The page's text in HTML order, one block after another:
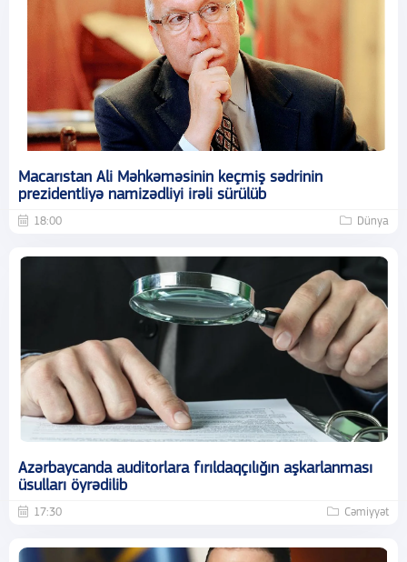
Macarıstan Ali Məhkəməsinin keçmiş sədrinin
prezidentliyə namizədliyi irəli sürülüb
18:00 Dünya
Azərbaycanda auditorlara fırıldaqçılığın aşkarlanması
üsulları öyrədilib
17:30 Cəmiyyət